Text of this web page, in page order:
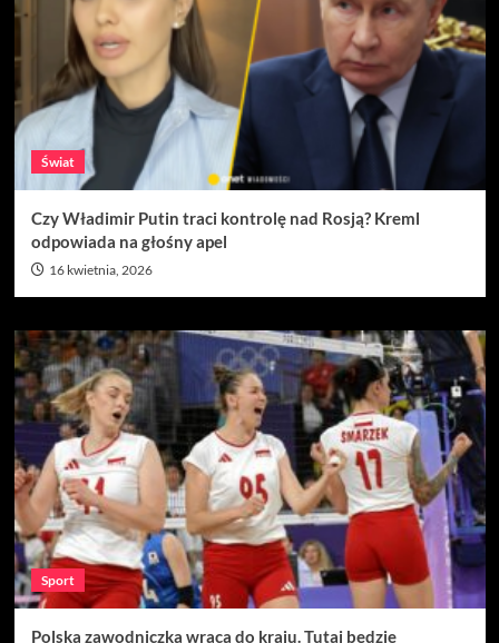
Świat
Czy Władimir Putin traci kontrolę nad Rosją? Kreml
odpowiada na głośny apel
16 kwietnia, 2026
Sport
Polska zawodniczka wraca do kraju. Tutaj będzie